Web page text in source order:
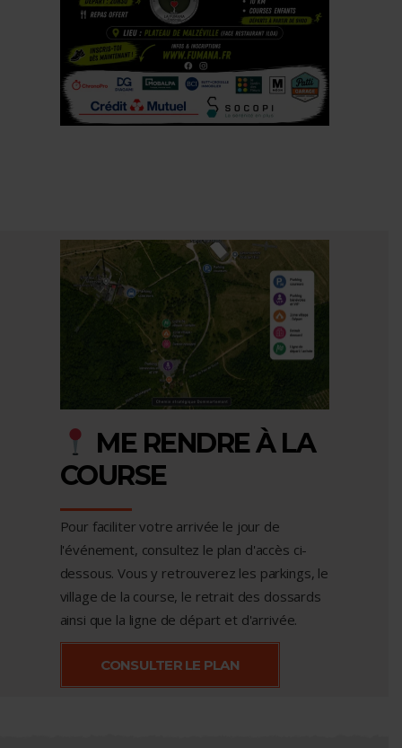
ME RENDRE À LA
COURSE
Pour faciliter votre arrivée le jour de
l'événement, consultez le plan d'accès ci-
dessous. Vous y retrouverez les parkings, le
village de la course, le retrait des dossards
ainsi que la ligne de départ et d'arrivée.
CONSULTER LE PLAN